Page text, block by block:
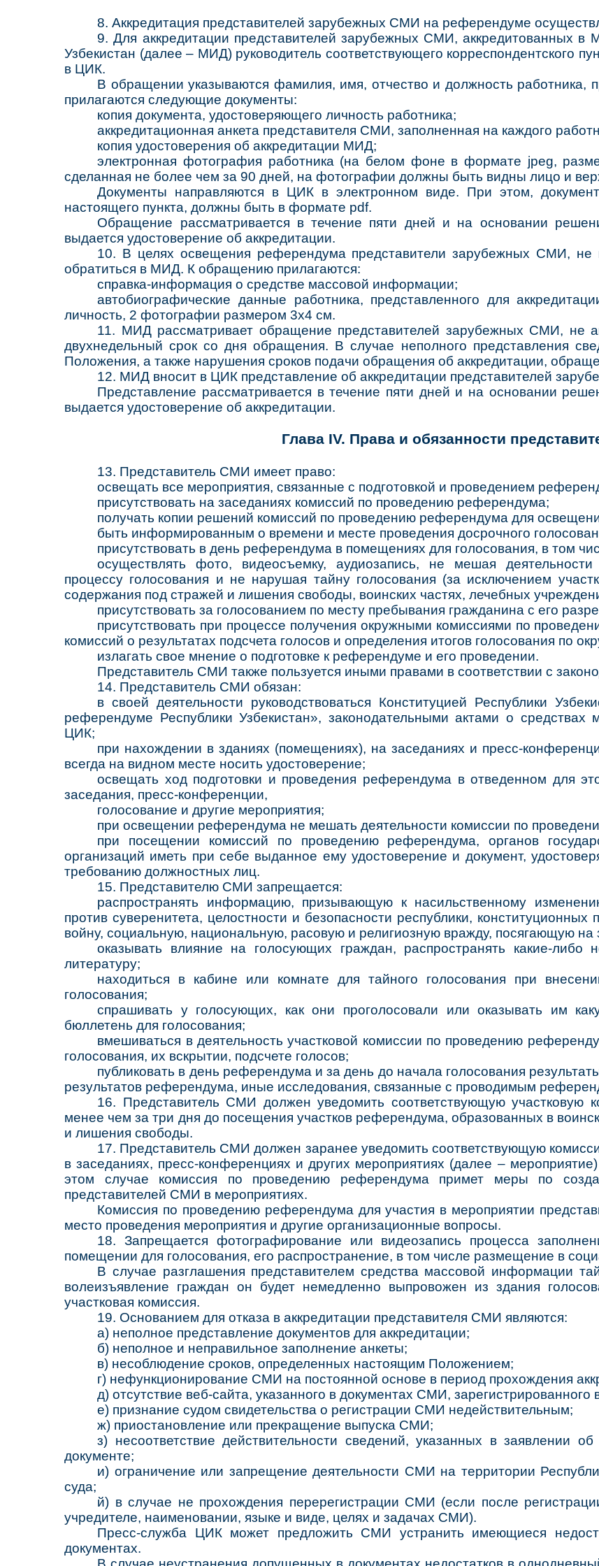
8. Аккредитация представителей зарубежных СМИ на референдуме
9. Для аккредитации представителей зарубежных СМИ, аккредитованных в
Узбекистан (далее – МИД) руководитель соответствующего корреспондентского
в ЦИК.
В обращении указываются фамилия, имя, отчество и должность работника,
прилагаются следующие документы:
копия документа, удостоверяющего личность работника;
аккредитационная анкета представителя СМИ, заполненная на каждого
копия удостоверения об аккредитации МИД;
электронная фотография работника (на белом фоне в формате jpeg,
сделанная не более чем за 90 дней, на фотографии должны быть видны лицо и
Документы направляются в ЦИК в электронном виде. При этом,
настоящего пункта, должны быть в формате pdf.
Обращение рассматривается в течение пяти дней и на основании
выдается удостоверение об аккредитации.
10. В целях освещения референдума представители зарубежных СМИ,
обратиться в МИД. К обращению прилагаются:
справка-информация о средстве массовой информации;
автобиографические данные работника, представленного для
личность, 2 фотографии размером 3х4 см.
11. МИД рассматривает обращение представителей зарубежных СМИ, не
двухнедельный срок со дня обращения. В случае неполного представления
Положения, а также нарушения сроков подачи обращения об аккредитации,
12. МИД вносит в ЦИК представление об аккредитации представителей
Представление рассматривается в течение пяти дней и на основании
выдается удостоверение об аккредитации.
Глава IV. Права и обязанности
13. Представитель СМИ имеет право:
освещать все мероприятия, связанные с подготовкой и проведением
присутствовать на заседаниях комиссий по проведению референдума;
получать копии решений комиссий по проведению референдума для
быть информированным о времени и месте проведения досрочного
присутствовать в день референдума в помещениях для голосования, в том
осуществлять фото, видеосъемку, аудиозапись, не мешая
процессу голосования и не нарушая тайну голосования (за исключением
содержания под стражей и лишения свободы, воинских частях, лечебных
присутствовать за голосованием по месту пребывания гражданина с его
присутствовать при процессе получения окружными комиссиями по
комиссий о результатах подсчета голосов и определения итогов голосования по
излагать свое мнение о подготовке к референдуме и его проведении.
Представитель СМИ также пользуется иными правами в соответствии с
14. Представитель СМИ обязан:
в своей деятельности руководствоваться Конституцией Республики
референдуме Республики Узбекистан», законодательными актами о
ЦИК;
при нахождении в зданиях (помещениях), на заседаниях и пресс-
всегда на видном месте носить удостоверение;
освещать ход подготовки и проведения референдума в отведенном для
заседания, пресс-конференции,
голосование и другие мероприятия;
при освещении референдума не мешать деятельности комиссии по
при посещении комиссий по проведению референдума, органов
организаций иметь при себе выданное ему удостоверение и документ,
требованию должностных лиц.
15. Представителю СМИ запрещается:
распространять информацию, призывающую к насильственному
против суверенитета, целостности и безопасности республики,
войну, социальную, национальную, расовую и религиозную вражду, посягающую на
оказывать влияние на голосующих граждан, распространять какие-либо
литературу;
находиться в кабине или комнате для тайного голосования при
голосования;
спрашивать у голосующих, как они проголосовали или оказывать им
бюллетень для голосования;
вмешиваться в деятельность участковой комиссии по проведению
голосования, их вскрытии, подсчете голосов;
публиковать в день референдума и за день до начала голосования
результатов референдума, иные исследования, связанные с проводимым
16. Представитель СМИ должен уведомить соответствующую
менее чем за три дня до посещения участков референдума, образованных в
и лишения свободы.
17. Представитель СМИ должен заранее уведомить соответствующую
в заседаниях, пресс-конференциях и других мероприятиях (далее –
этом случае комиссия по проведению референдума примет меры по
представителей СМИ в мероприятиях.
Комиссия по проведению референдума для участия в мероприятии
место проведения мероприятия и другие организационные вопросы.
18. Запрещается фотографирование или видеозапись процесса
помещении для голосования, его распространение, в том числе размещение в
В случае разглашения представителем средства массовой информации
волеизъявление граждан он будет немедленно выпровожен из здания
участковая комиссия.
19. Основанием для отказа в аккредитации представителя СМИ являются:
а) неполное представление документов для аккредитации;
б) неполное и неправильное заполнение анкеты;
в) несоблюдение сроков, определенных настоящим Положением;
г) нефункционирование СМИ на постоянной основе в период прохождения
д) отсутствие веб-сайта, указанного в документах СМИ, зарегистрированного
е) признание судом свидетельства о регистрации СМИ недействительным;
ж) приостановление или прекращение выпуска СМИ;
з) несоответствие действительности сведений, указанных в заявлении
документе;
и) ограничение или запрещение деятельности СМИ на территории
суда;
й) в случае не прохождения перерегистрации СМИ (если после
учредителе, наименовании, языке и виде, целях и задачах СМИ).
Пресс-служба ЦИК может предложить СМИ устранить имеющиеся
документах.